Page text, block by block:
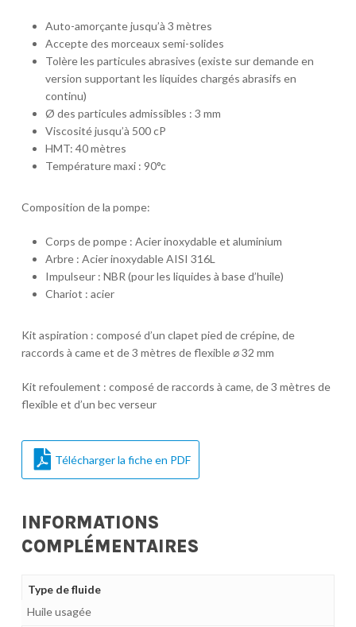
Auto-amorçante jusqu’à 3 mètres
Accepte des morceaux semi-solides
Tolère les particules abrasives (existe sur demande en
version supportant les liquides chargés abrasifs en
continu)
Ø des particules admissibles : 3 mm
Viscosité jusqu’à 500 cP
HMT: 40 mètres
Température maxi : 90°c
Composition de la pompe:
Corps de pompe : Acier inoxydable et aluminium
Arbre : Acier inoxydable AISI 316L
Impulseur : NBR (pour les liquides à base d’huile)
Chariot : acier
Kit aspiration : composé d’un clapet pied de crépine, de
raccords à came et de 3 mètres de flexible ⌀ 32 mm
Kit refoulement : composé de raccords à came, de 3 mètres de
flexible et d’un bec verseur
Télécharger la fiche en PDF
INFORMATIONS
COMPLÉMENTAIRES
Type de fluide
Huile usagée